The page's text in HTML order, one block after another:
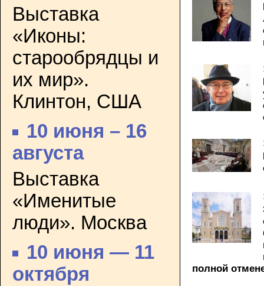
Выставка
«Иконы:
старообрядцы и
их мир».
Клинтон, США
10 июня – 16
августа
Выставка
«Именитые
люди». Москва
10 июня — 11
октября
полной